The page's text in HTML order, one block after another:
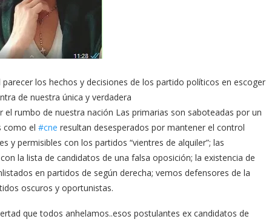
los hechos y decisiones de los partido políticos en escoger
de nuestra única y verdadera
el rumbo de nuestra nación Las primarias son saboteadas por un
como el #cne resultan desesperados por mantener el control
permisibles con los partidos “vientres de alquiler”; las
la lista de candidatos de una falsa oposición; la existencia de
en partidos de según derecha; vemos defensores de la
oscuros y oportunistas.
que todos anhelamos..esos postulantes ex candidatos de